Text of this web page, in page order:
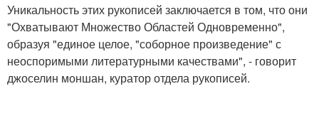
Уникальность этих рукописей заключается в том, что они
"Охватывают Множество Областей Одновременно",
образуя "единое целое, "соборное произведение" с
неоспоримыми литературными качествами", - говорит
джоселин моншан, куратор отдела рукописей.